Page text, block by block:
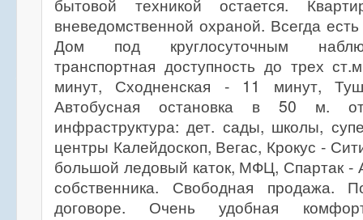
бытовой техникой остается.
вневедомственной охраной. Всегда
Дом под круглосуточным
транспортная доступность до трех
минут, Сходненская - 11 минут,
Автобусная остановка в 50 м.
инфраструктура: дет. сады, школы,
центры Калейдоскоп, Вегас, Крокус -
большой ледовый каток, МФЦ, Спартак -
собственника. Свободная продажа.
договоре. Очень удобная